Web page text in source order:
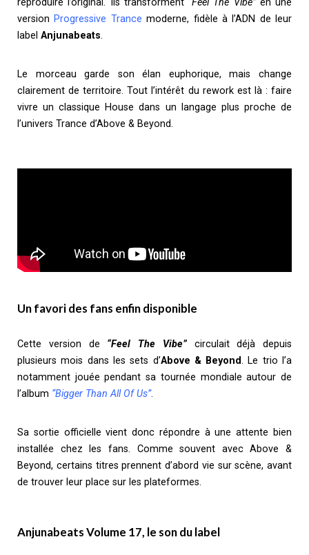
version Progressive Trance moderne, fidèle à l’ADN de leur
label Anjunabeats.
Le morceau garde son élan euphorique, mais change
clairement de territoire. Tout l’intérêt du rework est là : faire
vivre un classique House dans un langage plus proche de
l’univers Trance d’Above & Beyond.
Un favori des fans enfin disponible
Cette version de “Feel The Vibe”circulait déjà depuis
plusieurs mois dans les sets d’Above & Beyond. Le trio l’a
notamment jouée pendant sa tournée mondiale autour de
l’album “Bigger Than All Of Us”.
Sa sortie officielle vient donc répondre à une attente bien
installée chez les fans. Comme souvent avec Above &
Beyond, certains titres prennent d’abord vie sur scène, avant
de trouver leur place sur les plateformes.
Anjunabeats Volume 17, le son du label